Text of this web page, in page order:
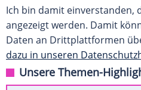
Ich bin damit einverstanden,
angezeigt werden. Damit
Daten an Drittplattformen
dazu in unseren
Unsere Themen-